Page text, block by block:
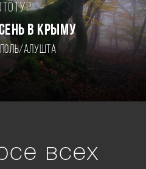
В КРЫМУ
Алушта
всех